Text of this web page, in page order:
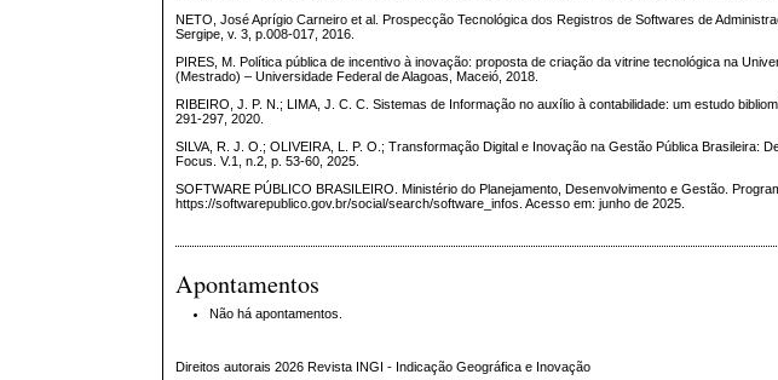
NETO, José Aprígio Carneiro et al. Prospecção Tecnológica dos Registros de Softwares de
Sergipe, v. 3, p.008-017, 2016.
PIRES, M. Política pública de incentivo à inovação: proposta de criação da vitrine tecnológica na
(Mestrado) – Universidade Federal de Alagoas, Maceió, 2018.
RIBEIRO, J. P. N.; LIMA, J. C. C. Sistemas de Informação no auxílio à contabilidade: um estudo
291-297, 2020.
SILVA, R. J. O.; OLIVEIRA, L. P. O.; Transformação Digital e Inovação na Gestão Pública Brasileira:
Focus. V.1, n.2, p. 53-60, 2025.
SOFTWARE PÚBLICO BRASILEIRO. Ministério do Planejamento, Desenvolvimento e Gestão.
https://softwarepublico.gov.br/social/search/software_infos. Acesso em: junho de 2025.
Apontamentos
Não há apontamentos.
Direitos autorais 2026 Revista INGI - Indicação Geográfica e Inovação